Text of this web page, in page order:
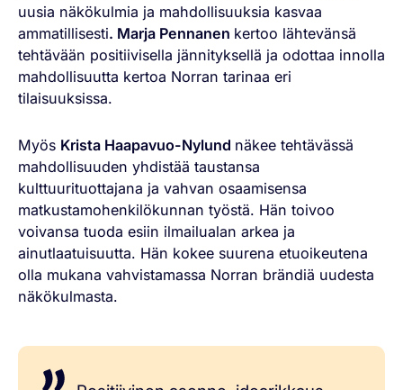
uusia näkökulmia ja mahdollisuuksia kasvaa
ammatillisesti. Marja Pennanen kertoo lähtevänsä
tehtävään positiivisella jännityksellä ja odottaa innolla
mahdollisuutta kertoa Norran tarinaa eri
tilaisuuksissa.
Myös Krista Haapavuo-Nylund näkee tehtävässä
mahdollisuuden yhdistää taustansa
kulttuurituottajana ja vahvan osaamisensa
matkustamohenkilökunnan työstä. Hän toivoo
voivansa tuoda esiin ilmailualan arkea ja
ainutlaatuisuutta. Hän kokee suurena etuoikeutena
olla mukana vahvistamassa Norran brändiä uudesta
näkökulmasta.